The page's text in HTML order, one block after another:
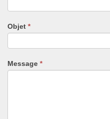
Objet *
Message *
remplissez
ce